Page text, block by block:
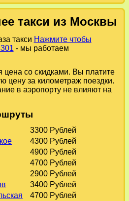
такси из Москвы
такси Нажмите чтобы
- мы работаем
цена со скидками. Вы платите
цену за километраж поездки.
в аэропорту не влияют на
3300 Рублей
4300 Рублей
4900 Рублей
4700 Рублей
2900 Рублей
3400 Рублей
4700 Рублей